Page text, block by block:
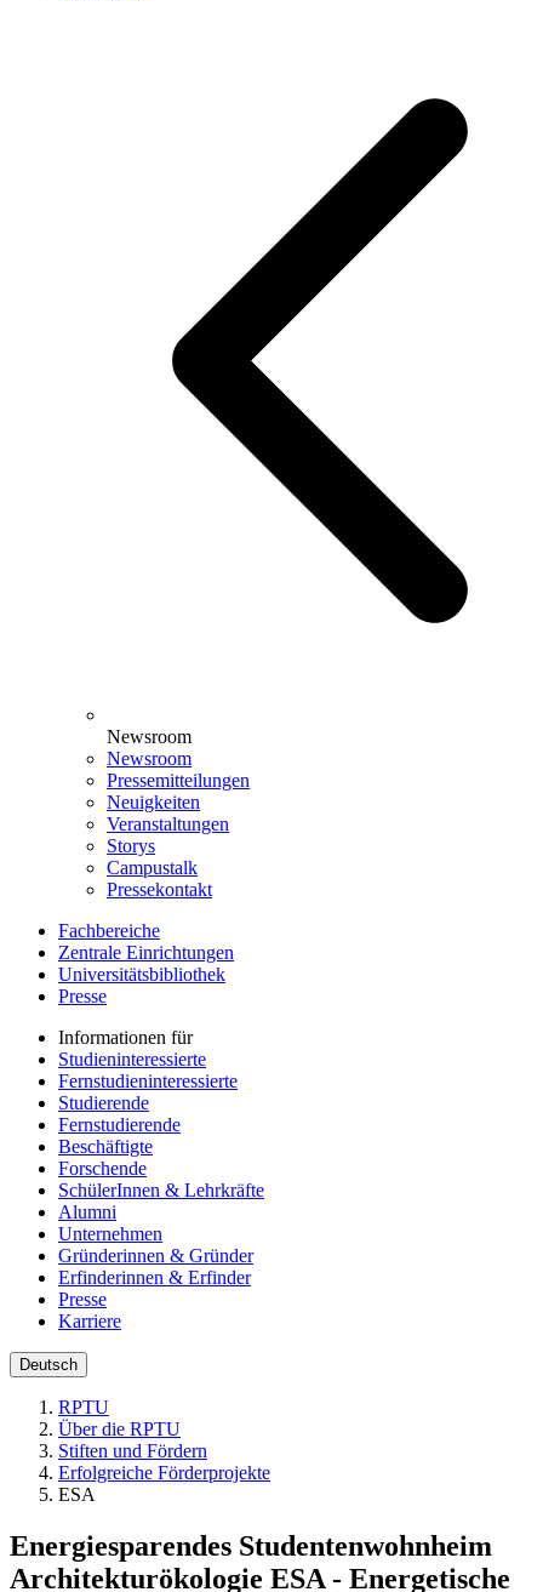
Newsroom
Newsroom
Pressemitteilungen
Neuigkeiten
Veranstaltungen
Storys
Campustalk
Pressekontakt
Fachbereiche
Zentrale Einrichtungen
Universitätsbibliothek
Presse
Informationen für
Studieninteressierte
Fernstudieninteressierte
Studierende
Fernstudierende
Beschäftigte
Forschende
SchülerInnen & Lehrkräfte
Alumni
Unternehmen
Gründerinnen & Gründer
Erfinderinnen & Erfinder
Presse
Karriere
Deutsch
RPTU
Über die RPTU
Stiften und Fördern
Erfolgreiche Förderprojekte
ESA
Energiesparendes Studentenwohnheim
Architekturökologie ESA - Energetische